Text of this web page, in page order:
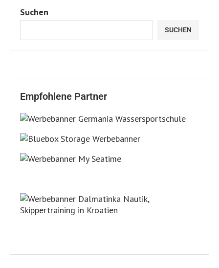
Suchen
SUCHEN
Empfohlene Partner